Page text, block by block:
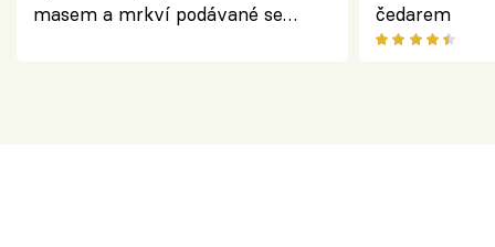
masem a mrkví podávané se
čedarem